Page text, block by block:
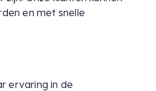
en met snelle
ervaring in de